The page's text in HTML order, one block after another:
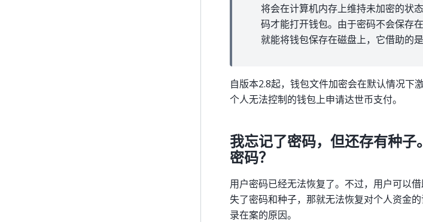
将会在计算机内存上维持未加密的状
码才能打开钱包。由于密码不会保存
就能将钱包保存在磁盘上，它借助的是
自版本2.8起，钱包文件加密会在默认情况下
个人无法控制的钱包上申请达世币支付。
我忘记了密码，但还存有种
密码？
用户密码已经无法恢复了。不过，用户可以
失了密码和种子，那就无法恢复对个人资金
录在案的原因。